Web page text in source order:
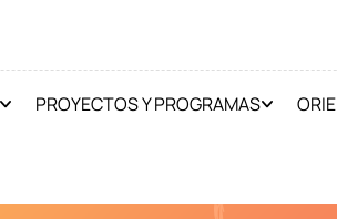
PROYECTOS Y PROGRAMAS